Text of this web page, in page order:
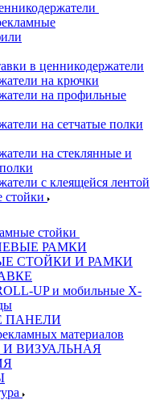
в ценникодержатели
на крючки
на профильные
на сетчатые полки
на стеклянные и
с клеящейся лентой
стойки
стойки
РАМКИ
СТОЙКИ И РАМКИ
UP и мобильные X-
ПАНЕЛИ
материалов
ВИЗУАЛЬНАЯ